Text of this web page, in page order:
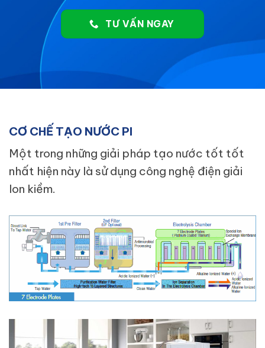
TƯ VẤN NGAY
CƠ CHẾ TẠO NƯỚC PI
Một trong những giải pháp tạo nước tốt tốt
nhất hiện này là sử dụng công nghệ điện giải
Ion kiềm.